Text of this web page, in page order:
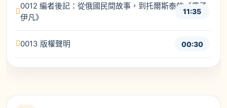
0012 編者後記：從俄國民間故事，到托爾斯泰的《傻子
伊凡》
11:35
0013 版權聲明 00:30